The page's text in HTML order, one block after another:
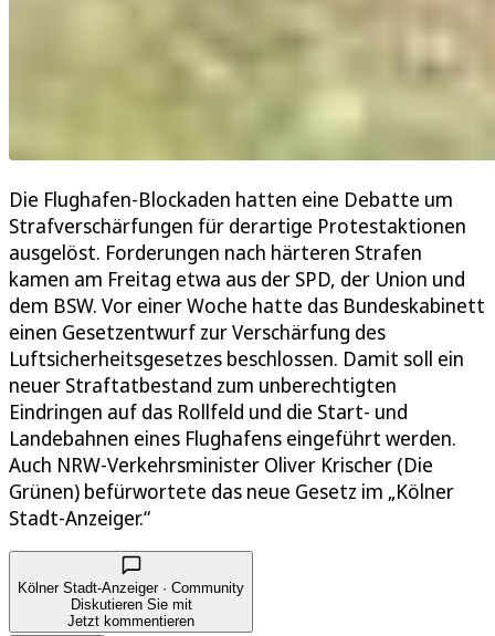
Die Flughafen-Blockaden hatten eine Debatte um
Strafverschärfungen für derartige Protestaktionen
ausgelöst. Forderungen nach härteren Strafen
kamen am Freitag etwa aus der SPD, der Union und
dem BSW. Vor einer Woche hatte das Bundeskabinett
einen Gesetzentwurf zur Verschärfung des
Luftsicherheitsgesetzes beschlossen. Damit soll ein
neuer Straftatbestand zum unberechtigten
Eindringen auf das Rollfeld und die Start- und
Landebahnen eines Flughafens eingeführt werden.
Auch NRW-Verkehrsminister Oliver Krischer (Die
Grünen) befürwortete das neue Gesetz im „Kölner
Stadt-Anzeiger.“
Kölner Stadt-Anzeiger · Community
Diskutieren Sie mit
Jetzt kommentieren